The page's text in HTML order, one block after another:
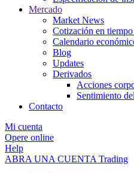
Mercado
Market News
Cotización en tiempo
Calendario
Blog
Updates
Derivados
Acciones
Sentimiento
Contacto
Mi cuenta
Opere online
Help
ABRA UNA CUENTA Trading